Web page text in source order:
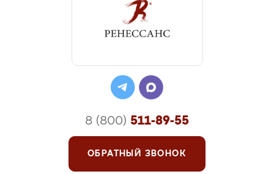
8 (800) 511-89-55
ОБРАТНЫЙ ЗВОНОК